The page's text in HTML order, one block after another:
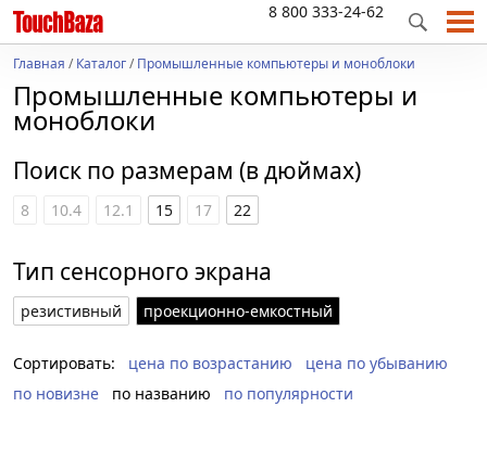
8 800 333-24-62
Главная /Каталог/Промышленные компьютеры и моноблоки
Промышленные компьютеры и
моноблоки
Поиск по размерам (в дюймах)
8 10.4 12.1 15 17 22
Тип сенсорного экрана
резистивный проекционно-емкостный
Сортировать: цена по возрастанию
цена по убыванию
по новизне
по названию по популярности